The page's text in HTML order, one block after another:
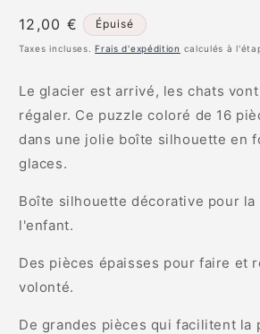
Prix
habituel
12,00 € Épuisé
Taxes incluses.Frais d'expédition calculés à
Le glacier est arrivé, les chats
régaler. Ce puzzle coloré de 16
dans une jolie boîte silhouette en
glaces.
Boîte silhouette décorative pour la
l'enfant.
Des pièces épaisses pour faire et
volonté.
De grandes pièces qui facilitent